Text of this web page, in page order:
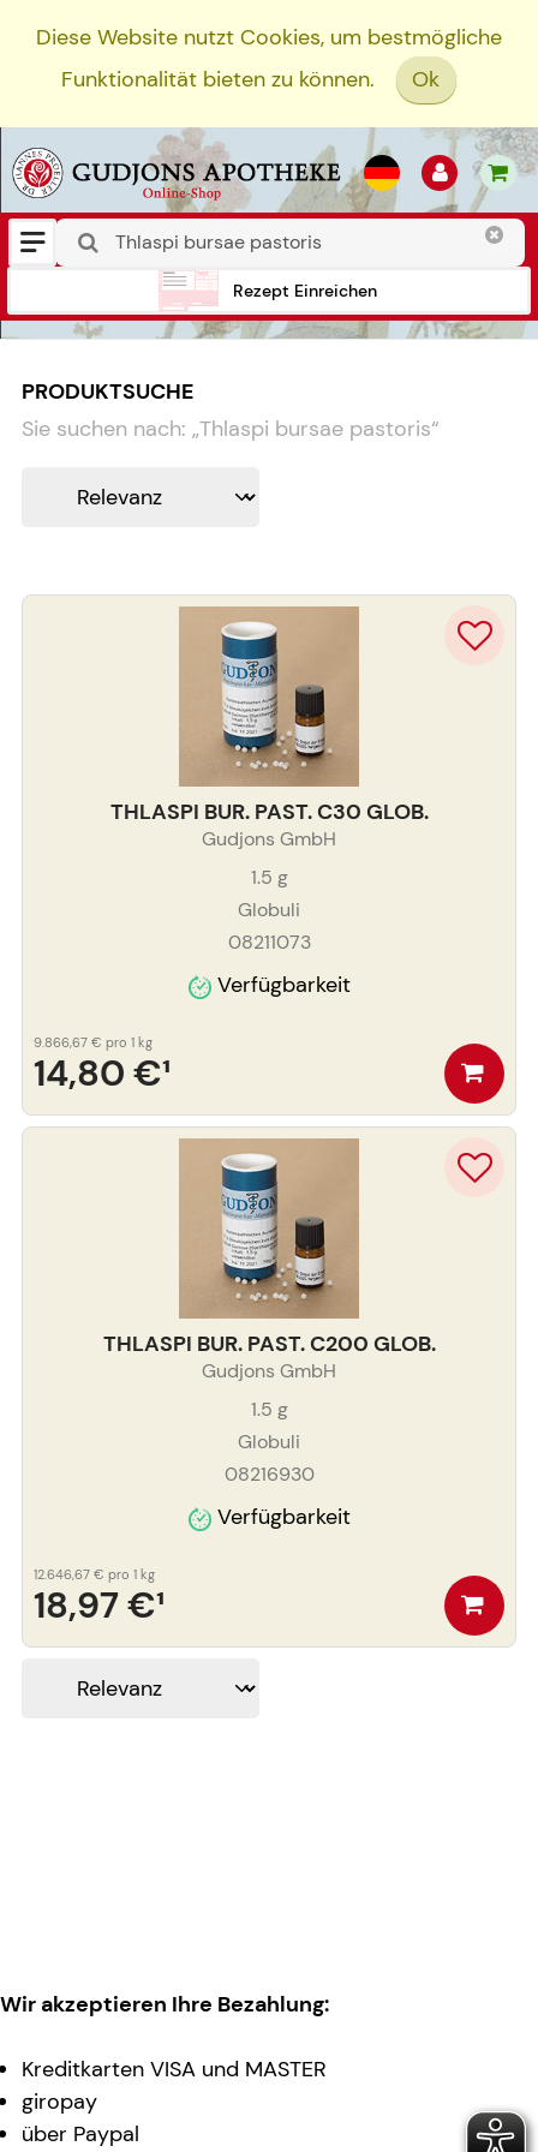
Diese Website nutzt Cookies, um bestmögliche
Funktionalität bieten zu können.
Ok
Rezept Einreichen
PRODUKTSUCHE
Sie suchen nach: „Thlaspi bursae pastoris“
THLASPI BUR. PAST. C30 GLOB.
Gudjons GmbH
1.5 g
Globuli
08211073
Verfügbarkeit
14,80 €¹
9.866,67 € pro 1 kg
THLASPI BUR. PAST. C200 GLOB.
Gudjons GmbH
1.5 g
Globuli
08216930
Verfügbarkeit
18,97 €¹
12.646,67 € pro 1 kg
Wir akzeptieren Ihre Bezahlung:
Kreditkarten VISA und MASTER
giropay
über Paypal